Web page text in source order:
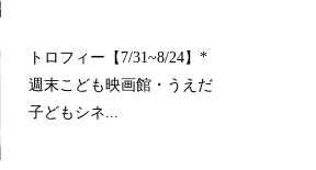
トロフィー【7/31~8/24】*
週末こども映画館・うえだ
子どもシネ...